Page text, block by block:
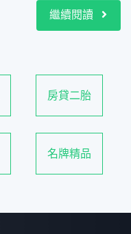
繼續閱讀
房貸二胎
名牌精品